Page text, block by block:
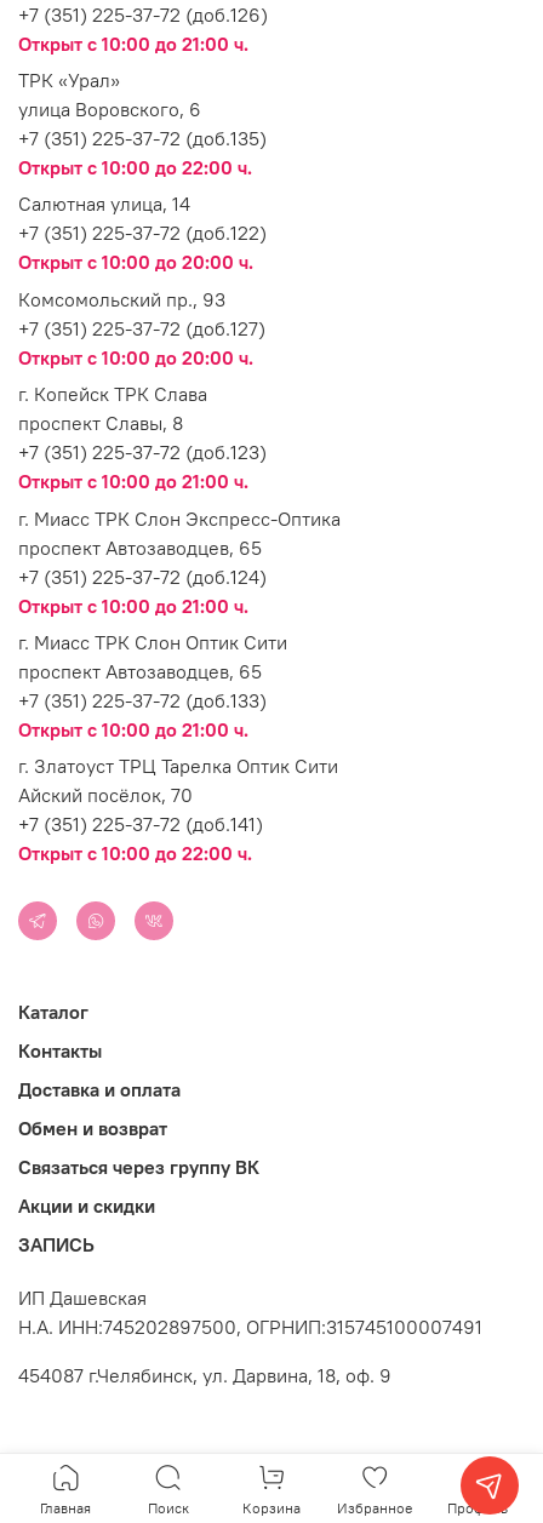
+7 (351) 225-37-72 (доб.126)
Открыт с 10:00 до 21:00 ч.
ТРК «Урал»
улица Воровского, 6
+7 (351) 225-37-72 (доб.135)
Открыт с 10:00 до 22:00 ч.
Салютная улица, 14
+7 (351) 225-37-72 (доб.122)
Открыт с 10:00 до 20:00 ч.
Комсомольский пр., 93
+7 (351) 225-37-72 (доб.127)
Открыт с 10:00 до 20:00 ч.
г. Копейск ТРК Слава
проспект Славы, 8
+7 (351) 225-37-72 (доб.123)
Открыт с 10:00 до 21:00 ч.
г. Миасс ТРК Слон Экспресс-Оптика
проспект Автозаводцев, 65
+7 (351) 225-37-72 (доб.124)
Открыт с 10:00 до 21:00 ч.
г. Миасс ТРК Слон Оптик Сити
проспект Автозаводцев, 65
+7 (351) 225-37-72 (доб.133)
Открыт с 10:00 до 21:00 ч.
г. Златоуст ТРЦ Тарелка Оптик Сити
Айский посёлок, 70
+7 (351) 225-37-72 (доб.141)
Открыт с 10:00 до 22:00 ч.
Каталог
Контакты
Доставка и оплата
Обмен и возврат
Связаться через группу ВК
Акции и скидки
ЗАПИСЬ
ИП Дашевская
Н.А. ИНН:745202897500, ОГРНИП:315745100007491
454087 г.Челябинск, ул. Дарвина, 18, оф. 9
Главная Поиск Корзина Избранное Профиль